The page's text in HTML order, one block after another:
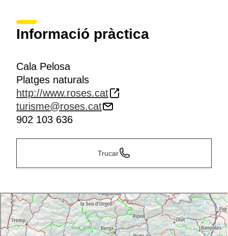
Informació pràctica
Cala Pelosa
Platges naturals
http://www.roses.cat
turisme@roses.cat
902 103 636
Trucar